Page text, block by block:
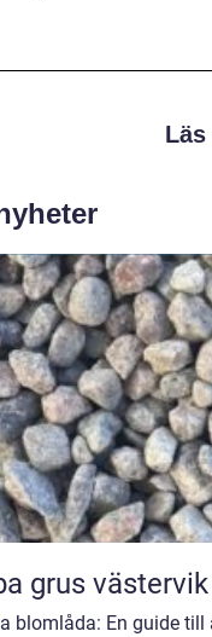
grus västervik
blomlåda: En guide